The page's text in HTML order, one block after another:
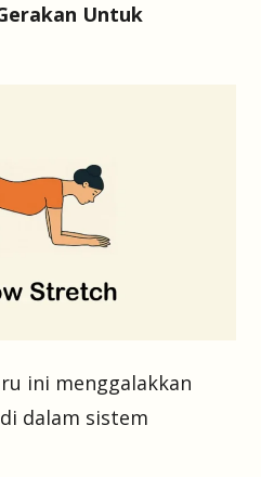
Untuk
ini menggalakkan
dalam sistem